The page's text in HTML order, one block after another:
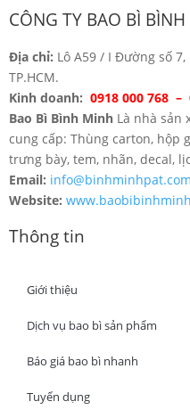
CÔNG TY BAO BÌ
Địa chỉ: Lô A59 / I Đường số 7,
TP.HCM.
Kinh doanh: 0918 000 768 –
Bao Bì Bình Minh Là nhà sản
cung cấp: Thùng carton, hộp
trưng bày, tem, nhãn, decal,
Email: info@binhminhpat.com
Website:
Thông tin
Giới thiệu
Dịch vụ bao bì sản phẩm
Báo giá bao bì nhanh
Tuyển dụng